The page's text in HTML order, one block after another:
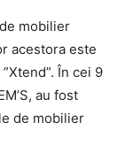
mobilier
acestora este
În cei 9
au fost
de mobilier